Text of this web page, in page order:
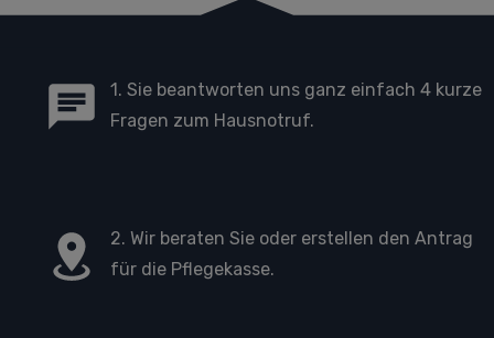
1. Sie beantworten uns ganz einfach 4 kurze
Fragen zum Hausnotruf.
2. Wir beraten Sie oder erstellen den Antrag
für die Pflegekasse.